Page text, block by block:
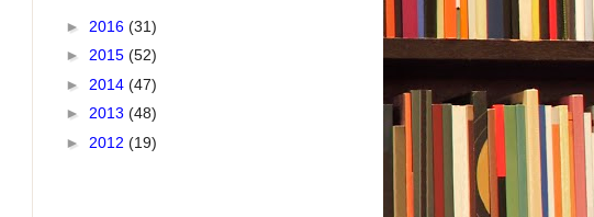
► 2016 (31)
► 2015 (52)
► 2014 (47)
► 2013 (48)
► 2012 (19)